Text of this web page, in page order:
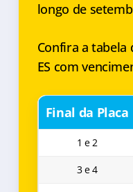
longo de
Confira a tabela
ES com
Final da Placa
1 e 2
3 e 4